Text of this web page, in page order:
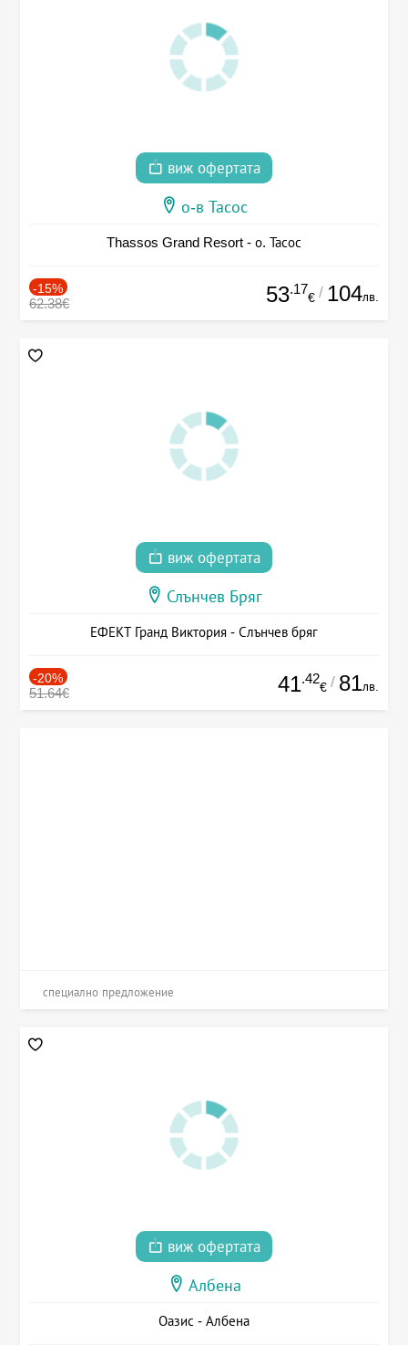
виж офертата
о-в Тасос
Thassos Grand Resort - о. Тасос
-15%
62.38€ 53.17
€ / 104лв.
виж офертата
Слънчев Бряг
ЕФЕКТ Гранд Виктория - Слънчев бряг
-20%
51.64€ 41.42
€ / 81лв.
специално предложение
виж офертата
Албена
Оазис - Албена